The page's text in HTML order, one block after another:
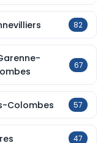
82
67
Colombes 57
47